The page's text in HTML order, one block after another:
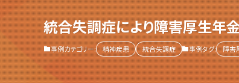
初回相談料0円・受給後報酬型
サポート料金について
県内 No.1 の豊富な知識と経験
ご相談事例をみる
統合失調症により障害厚生年
事例カテゴリー: 精神疾患 統合失調症 事例タグ: 障害